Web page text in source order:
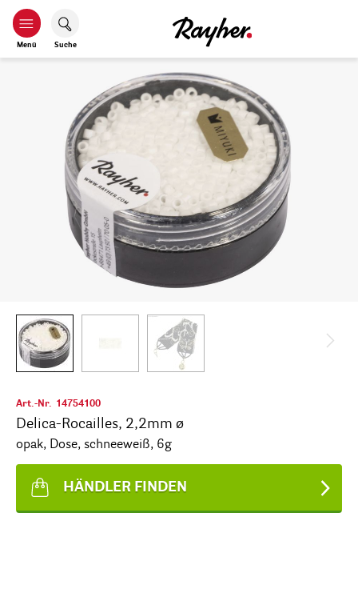
Menü Suche
Art.-Nr. 14754100
Delica-Rocailles, 2,2mm ø
opak, Dose, schneeweiß, 6g
HÄNDLER FINDEN